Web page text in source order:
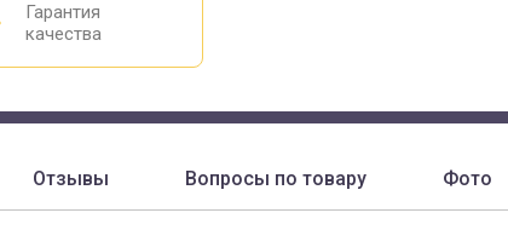
Гарантия
качества
Отзывы Вопросы по товару Фото